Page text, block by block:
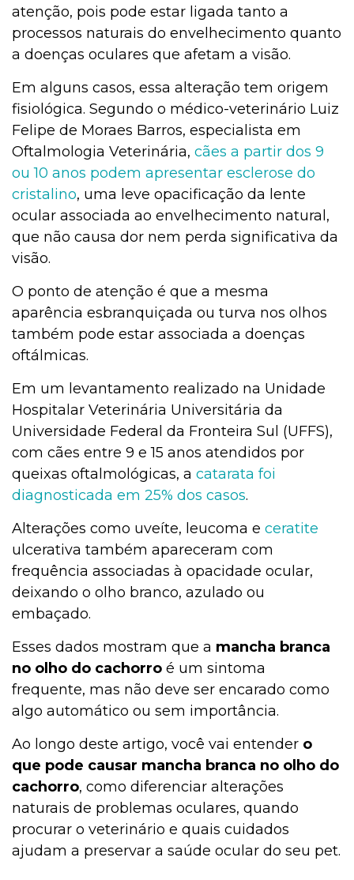
atenção, pois pode estar ligada tanto a
processos naturais do envelhecimento quanto
a doenças oculares que afetam a visão.
Em alguns casos, essa alteração tem origem
fisiológica. Segundo o médico-veterinário Luiz
Felipe de Moraes Barros, especialista em
Oftalmologia Veterinária, cães a partir dos 9
ou 10 anos podem apresentar esclerose do
cristalino, uma leve opacificação da lente
ocular associada ao envelhecimento natural,
que não causa dor nem perda significativa da
visão.
O ponto de atenção é que a mesma
aparência esbranquiçada ou turva nos olhos
também pode estar associada a doenças
oftálmicas.
Em um levantamento realizado na Unidade
Hospitalar Veterinária Universitária da
Universidade Federal da Fronteira Sul (UFFS),
com cães entre 9 e 15 anos atendidos por
queixas oftalmológicas, a catarata foi
diagnosticada em 25% dos casos.
Alterações como uveíte, leucoma e ceratite
ulcerativa também apareceram com
frequência associadas à opacidade ocular,
deixando o olho branco, azulado ou
embaçado.
Esses dados mostram que a mancha branca
no olho do cachorro é um sintoma
frequente, mas não deve ser encarado como
algo automático ou sem importância.
Ao longo deste artigo, você vai entender o
que pode causar mancha branca no olho do
cachorro, como diferenciar alterações
naturais de problemas oculares, quando
procurar o veterinário e quais cuidados
ajudam a preservar a saúde ocular do seu pet.